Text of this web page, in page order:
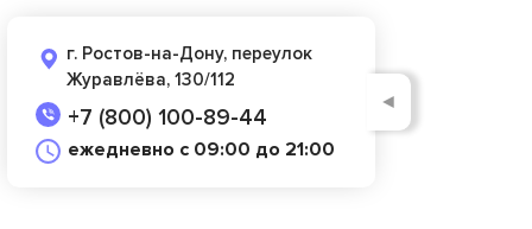
г. Ростов-на-Дону, переулок
Журавлёва, 130/112
+7 (800) 100-89-44
ежедневно с 09:00 до 21:00
◄